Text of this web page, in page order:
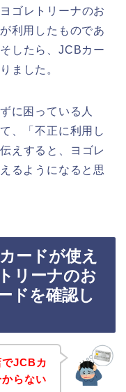
ゴレトリーナのお
利用したものであ
したら、JCBカー
ました。
に困っている人
、「不正に利用し
えすると、ヨゴレ
るようになると思
ードが使え
リーナのお
ドを確認し
でJCBカ
らない